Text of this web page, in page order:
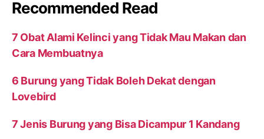
Recommended Read
7 Obat Alami Kelinci yang Tidak Mau Makan dan
Cara Membuatnya
6 Burung yang Tidak Boleh Dekat dengan
Lovebird
7 Jenis Burung yang Bisa Dicampur 1 Kandang